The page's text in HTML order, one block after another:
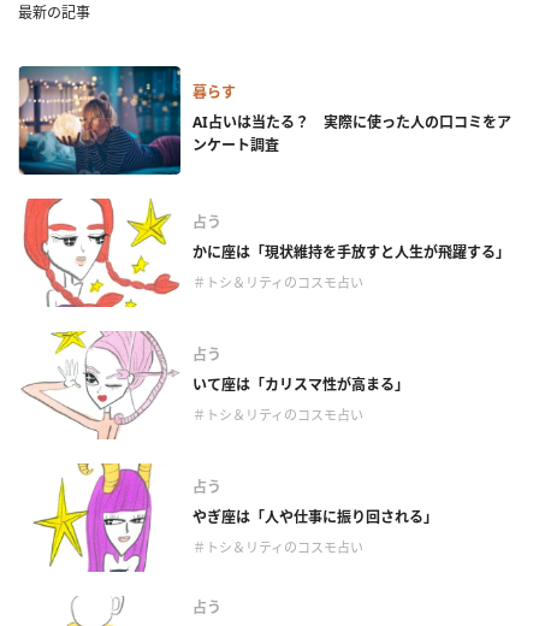
最新の記事
暮らす
AI占いは当たる？ 実際に使った人の口コミをア
ンケート調査
占う
かに座は「現状維持を手放すと人生が飛躍する」
＃トシ＆リティのコスモ占い
占う
いて座は「カリスマ性が高まる」
＃トシ＆リティのコスモ占い
占う
やぎ座は「人や仕事に振り回される」
＃トシ＆リティのコスモ占い
占う